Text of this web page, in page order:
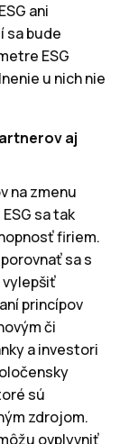
ani
sa bude
ESG
u nich nie
aj
na zmenu
sa tak
firiem.
sa s
vylepšiť
princípov
či
a investori
sú
zdrojom.
ovplyvniť